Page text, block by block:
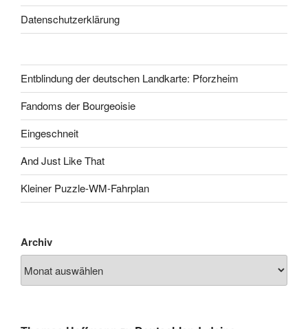
Datenschutzerklärung
Entblindung der deutschen Landkarte: Pforzheim
Fandoms der Bourgeoisie
Eingeschneit
And Just Like That
Kleiner Puzzle-WM-Fahrplan
Archiv